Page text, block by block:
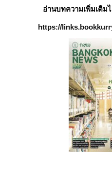
อ่านบทความเพิ่มเติม
https://